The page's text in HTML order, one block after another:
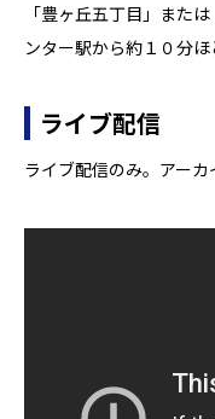
「豊ヶ丘五丁目」また
ンター駅から約１０分ほ
ライブ配信
ライブ配信のみ。アーカ